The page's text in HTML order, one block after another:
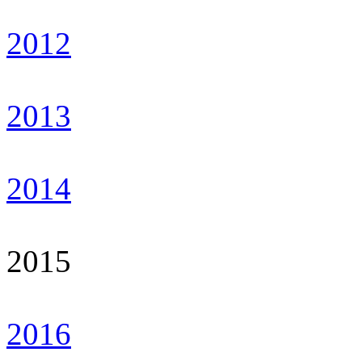
2012
2013
2014
2015
2016